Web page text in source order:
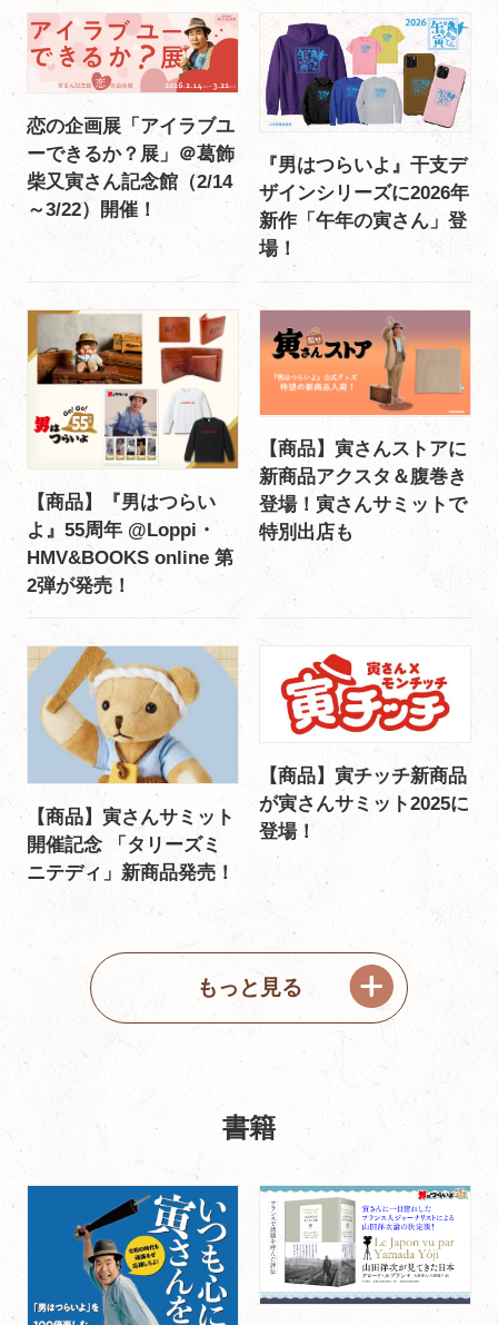
恋の企画展「アイラブユ
ーできるか？展」＠葛飾
柴又寅さん記念館（2/14
～3/22）開催！
『男はつらいよ』干支デ
ザインシリーズに2026年
新作「午年の寅さん」登
場！
【商品】『男はつらい
よ』55周年 @Loppi・
HMV&BOOKS online 第
2弾が発売！
【商品】寅さんストアに
新商品アクスタ＆腹巻き
登場！寅さんサミットで
特別出店も
【商品】寅さんサミット
開催記念 「タリーズミ
ニテディ」新商品発売！
【商品】寅チッチ新商品
が寅さんサミット2025に
登場！
もっと見る
書籍